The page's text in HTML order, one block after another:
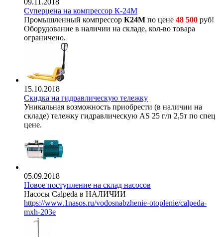
09.11.2018
Суперцена на компрессор К-24М
Промышленный компрессор К24М по цене 48 500 руб!
Оборудование в наличии на складе, кол-во товара
ограничено.
15.10.2018
Скидка на гидравлическую тележку
Уникальная возможность приобрести (в наличии на
складе) тележку гидравлическую AS 25 г/п 2,5т по спец
цене.
05.09.2018
Новое поступление на склад насосов
Насосы Calpeda в НАЛИЧИИ
https://www.1nasos.ru/vodosnabzhenie-otoplenie/calpeda-
mxh-203e